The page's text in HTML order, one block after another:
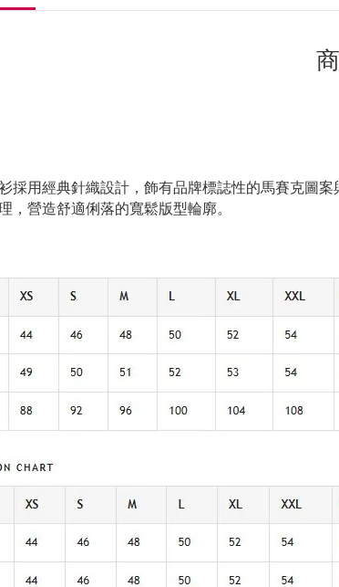
採用經典針織設計，飾有品牌標誌性的馬賽克圖
，營造舒適俐落的寬鬆版型輪廓。